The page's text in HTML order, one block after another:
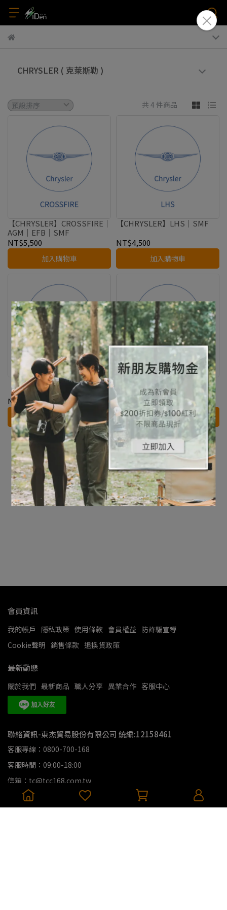
CHRYSLER ( 克萊斯勒 )
共 4 件商品
【CHRYSLER】CROSSFIRE｜
AGM｜EFB｜SMF
NT$5,500
加入購物車
【CHRYSLER】LHS｜SMF
NT$4,500
加入購物車
【CHRYSLER】PT CRUISER
｜AGM｜EFB｜SMF
NT$5,500
加入購物車
【CHRYSLER】SEBRING｜
SMF
NT$3,300
加入購物車
會員資訊
我的帳戶 隱私政策 使用條款 會員權益 防詐騙宣導
Cookie聲明 銷售條款 退換貨政策
最新動態
關於我們 最新商品 職人分享 異業合作 客服中心
聯絡資訊-東杰貿易股份有限公司 統編:12158461
客服專線：0800-700-168
客服時間：09:00-18:00
信箱：tc@tcc168.com.tw
地址：新北市新莊區五工五路7-1號